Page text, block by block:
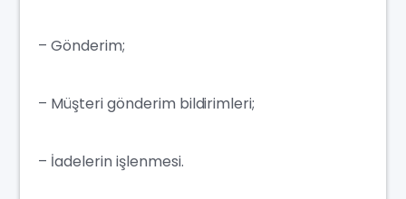
– Gönderim;
– Müşteri gönderim bildirimleri;
– İadelerin işlenmesi.